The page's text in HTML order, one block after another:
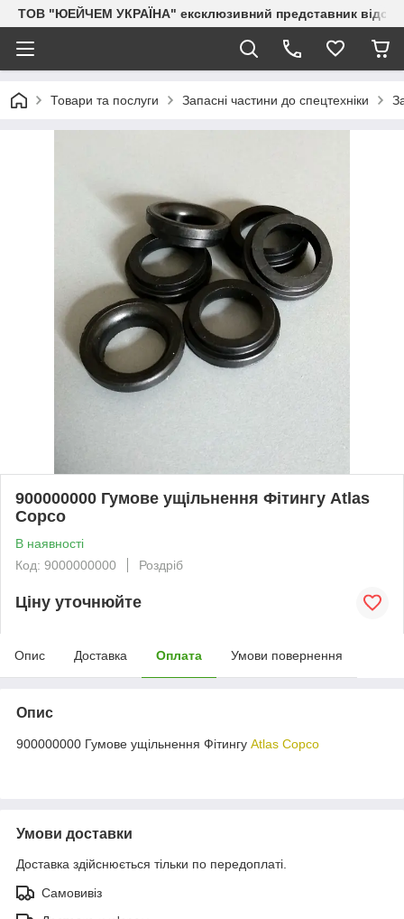
ТОВ "ЮЕЙЧЕМ УКРАЇНА" ексклюзивний представник відомих
Товари та послуги Запасні частини до спецтехніки
900000000 Гумове ущільнення Фітингу Atlas
Copco
В наявності
Код: 9000000000
Роздріб
Ціну уточнюйте
Опис Доставка Оплата Умови повернення
Опис
900000000 Гумове ущільнення Фітингу Atlas Copco
Умови доставки
Доставка здійснюється тільки по передоплаті.
Самовивіз